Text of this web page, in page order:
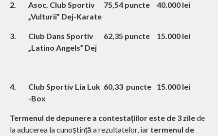
2.
Asoc. Club Sportiv
„Vulturii” Dej-Karate
75,54 puncte 40.000 lei
3.
Club Dans Sportiv
„Latino Angels” Dej
62,35 puncte 15.000 lei
4.
Club Sportiv Lia Luk
-Box
60,33 puncte 15.000 lei
Termenul de depunere a contestațiilor este de 3 zilede
la aducerea la cunoștință a rezultatelor, iar termenul de